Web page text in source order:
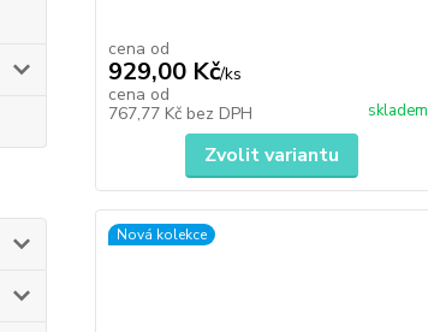
cena od
929,00 Kč/ks
cena od
767,77 Kč bez DPH skladem
Zvolit variantu
Nová kolekce